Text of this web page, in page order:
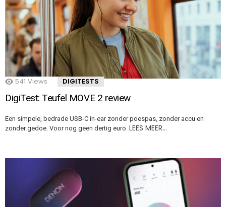
541 Views DIGITESTS
DigiTest: Teufel MOVE 2 review
Een simpele, bedrade USB-C in-ear zonder poespas, zonder accu en
zonder gedoe. Voor nog geen dertig euro. LEES MEER…